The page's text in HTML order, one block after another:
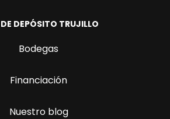
DEPÓSITO TRUJILLO
Bodegas
Financiación
Nuestro blog